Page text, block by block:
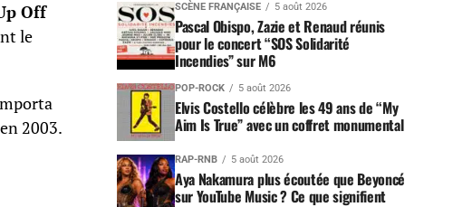
Off
le
2003.
SCÈNE FRANÇAISE 5 août 2026
Pascal Obispo, Zazie et Renaud réunis
pour le concert “SOS Solidarité
Incendies” sur M6
POP-ROCK 5 août 2026
Elvis Costello célèbre les 49 ans de “My
Aim Is True” avec un coffret monumental
RAP-RNB 5 août 2026
Aya Nakamura plus écoutée que Beyoncé
sur YouTube Music ? Ce que signifient